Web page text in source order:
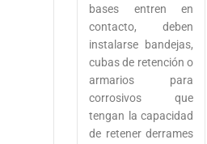
bases entren en
contacto, deben
instalarse bandejas,
cubas de retención o
armarios para
corrosivos que
tengan la capacidad
de retener derrames